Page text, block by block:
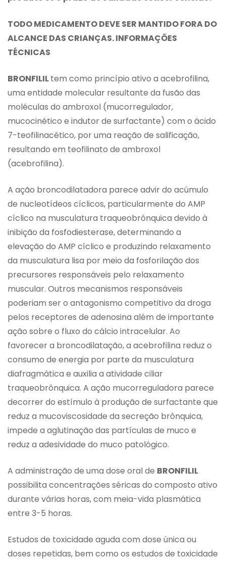
TODO MEDICAMENTO DEVE SER MANTIDO FORA DO
ALCANCE DAS CRIANÇAS. INFORMAÇÕES
TÉCNICAS
BRONFILILtem como princípio ativo a acebrofilina,
uma entidade molecular resultante da fusão das
moléculas do ambroxol (mucorregulador,
mucocinético e indutor de surfactante) com o ácido
7-teofilinacético, por uma reação de salificação,
resultando em teofilinato de ambroxol
(acebrofilina).
A ação broncodilatadora parece advir do acúmulo
de nucleotídeos cíclicos, particularmente do AMP
cíclico na musculatura traqueobrônquica devido à
inibição da fosfodiesterase, determinando a
elevação do AMP cíclico e produzindo relaxamento
da musculatura lisa por meio da fosforilação dos
precursores responsáveis pelo relaxamento
muscular. Outros mecanismos responsáveis
poderiam ser o antagonismo competitivo da droga
pelos receptores de adenosina além de importante
ação sobre o fluxo do cálcio intracelular. Ao
favorecer a broncodilatação, a acebrofilina reduz o
consumo de energia por parte da musculatura
diafragmática e auxilia a atividade ciliar
traqueobrônquica. A ação mucorreguladora parece
decorrer do estímulo à produção de surfactante que
reduz a mucoviscosidade da secreção brônquica,
impede a aglutinação das partículas de muco e
reduz a adesividade do muco patológico.
A administração de uma dose oral de BRONFILIL
possibilita concentrações séricas do composto ativo
durante várias horas, com meia-vida plasmática
entre 3-5 horas.
Estudos de toxicidade aguda com dose única ou
doses repetidas, bem como os estudos de toxicidade